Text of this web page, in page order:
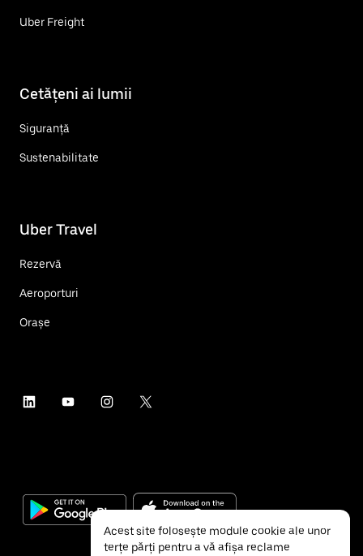
Uber Freight
Cetățeni ai lumii
Siguranță
Sustenabilitate
Uber Travel
Rezervă
Aeroporturi
Orașe
Acest site folosește module cookie ale unor
terțe părți pentru a vă afișa reclame